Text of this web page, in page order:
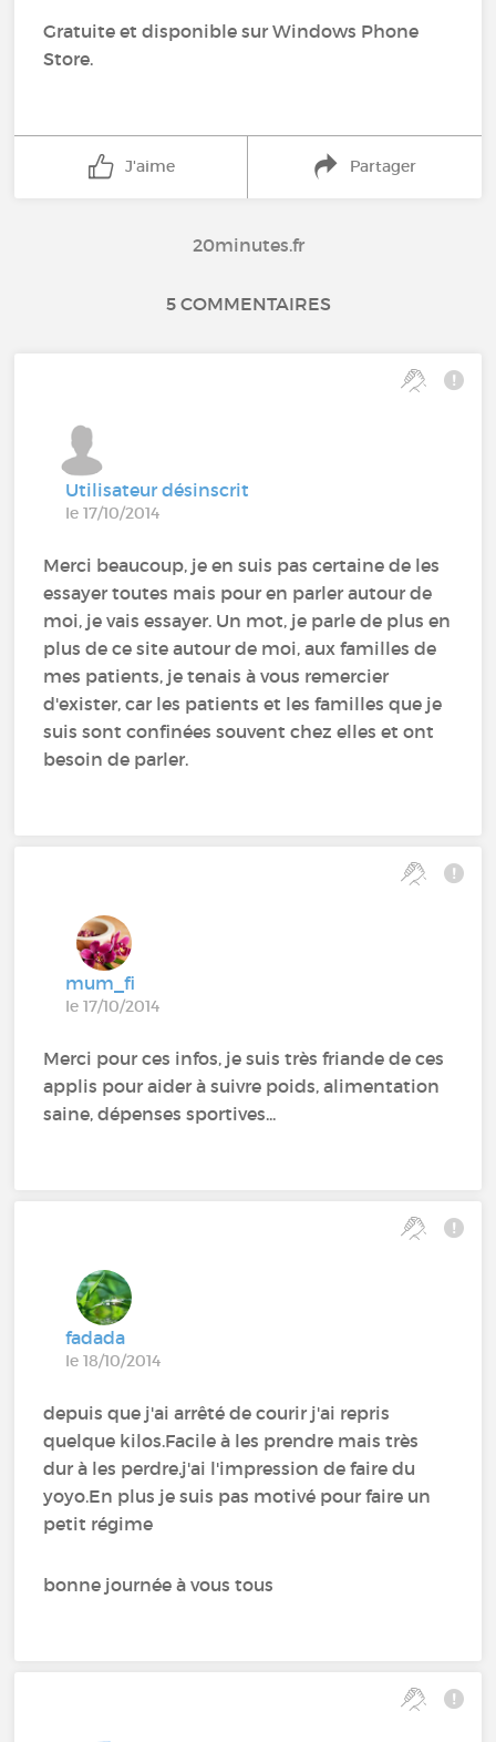
Gratuite et disponible sur Windows Phone
Store.
J'aime Partager
20minutes.fr
5 COMMENTAIRES
Utilisateur désinscrit
le 17/10/2014
Merci beaucoup, je en suis pas certaine de les
essayer toutes mais pour en parler autour de
moi, je vais essayer. Un mot, je parle de plus en
plus de ce site autour de moi, aux familles de
mes patients, je tenais à vous remercier
d'exister, car les patients et les familles que je
suis sont confinées souvent chez elles et ont
besoin de parler.
mum_fi
le 17/10/2014
Merci pour ces infos, je suis très friande de ces
applis pour aider à suivre poids, alimentation
saine, dépenses sportives...
fadada
le 18/10/2014
depuis que j'ai arrêté de courir j'ai repris
quelque kilos.Facile à les prendre mais très
dur à les perdre.j'ai l'impression de faire du
yoyo.En plus je suis pas motivé pour faire un
petit régime
bonne journée à vous tous